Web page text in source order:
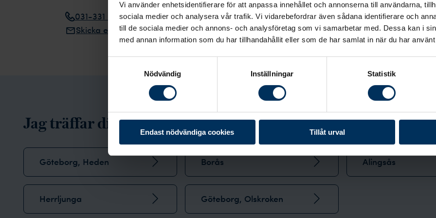
Vi använder enhetsidentifierare för att anpassa innehållet och annonserna till användarna,
sociala medier och analysera vår trafik. Vi vidarebefordrar även sådana identifierare och
till de sociala medier och annons- och analysföretag som vi samarbetar med. Dessa kan i
med annan information som du har tillhandahållit eller som de har samlat in när du har
Nödvändig
Inställningar Statistik
Endast nödvändiga cookies Tillåt urval
031-331 62 37
Skicka e-post
Jag träffar dig gärna här:
Göteborg, Heden Borås Alingsås
Herrljunga Göteborg, Olskroken